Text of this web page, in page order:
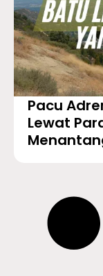
Pacu
Lewat